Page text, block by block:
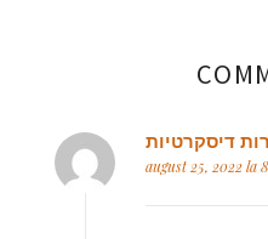
דיסקרטיות
august 25, 2022 la